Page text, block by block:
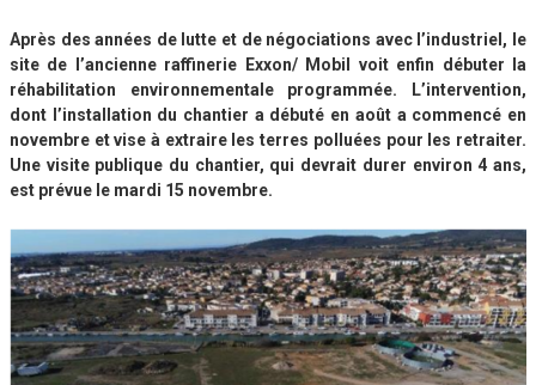
Après des années de lutte et de négociations avec l’industriel, le
site de l’ancienne raffinerie Exxon/ Mobil voit enfin débuter la
réhabilitation environnementale programmée. L’intervention,
dont l’installation du chantier a débuté en août a commencé en
novembre et vise à extraire les terres polluées pour les retraiter.
Une visite publique du chantier, qui devrait durer environ 4 ans,
est prévue le mardi 15 novembre.